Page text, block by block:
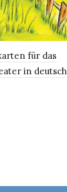
für das
in deutsch